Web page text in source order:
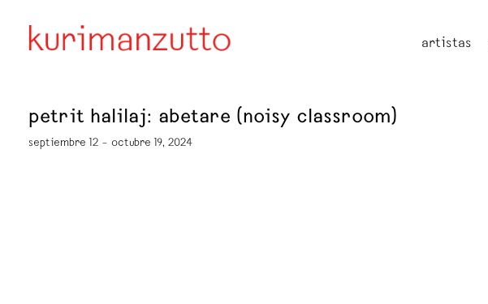
artistas
petrit halilaj: abetare (noisy classroom)
septiembre 12 – octubre 19, 2024